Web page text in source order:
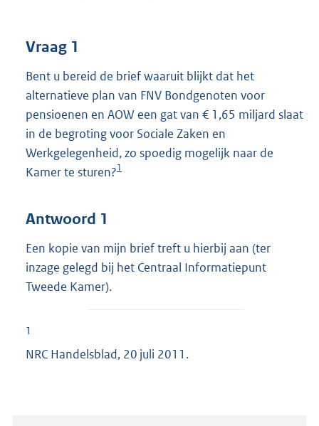
Vraag 1
Bent u bereid de brief waaruit blijkt dat het
alternatieve plan van FNV Bondgenoten voor
pensioenen en AOW een gat van € 1,65 miljard slaat
in de begroting voor Sociale Zaken en
Werkgelegenheid, zo spoedig mogelijk naar de
Kamer te sturen?1
Antwoord 1
Een kopie van mijn brief treft u hierbij aan (ter
inzage gelegd bij het Centraal Informatiepunt
Tweede Kamer).
1
NRC Handelsblad, 20 juli 2011.